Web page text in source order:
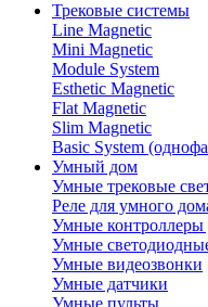
Трековые системы
Line Magnetic
Mini Magnetic
Module System
Esthetic Magnetic
Flat Magnetic
Slim Magnetic
Basic System
Умный дом
Умные трековые
Реле для умного
Умные контроллеры
Умные
Умные видеозвонки
Умные датчики
Умные пульты